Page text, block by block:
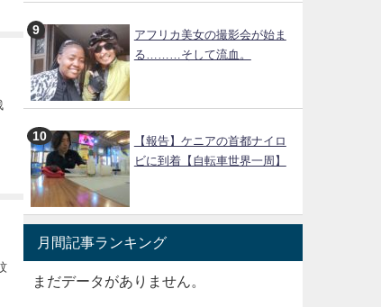
アフリカ美女の撮影会が始ま
る………そして流血。
【報告】ケニアの首都ナイロ
ビに到着【自転車世界一周】
月間記事ランキング
まだデータがありません。